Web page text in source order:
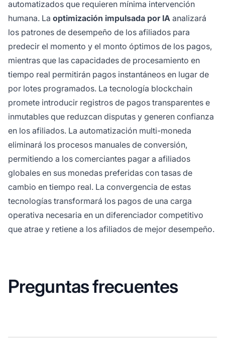
automatizados que requieren mínima intervención
humana. La optimización impulsada por IA analizará
los patrones de desempeño de los afiliados para
predecir el momento y el monto óptimos de los pagos,
mientras que las capacidades de procesamiento en
tiempo real permitirán pagos instantáneos en lugar de
por lotes programados. La tecnología blockchain
promete introducir registros de pagos transparentes e
inmutables que reduzcan disputas y generen confianza
en los afiliados. La automatización multi-moneda
eliminará los procesos manuales de conversión,
permitiendo a los comerciantes pagar a afiliados
globales en sus monedas preferidas con tasas de
cambio en tiempo real. La convergencia de estas
tecnologías transformará los pagos de una carga
operativa necesaria en un diferenciador competitivo
que atrae y retiene a los afiliados de mejor desempeño.
Preguntas frecuentes